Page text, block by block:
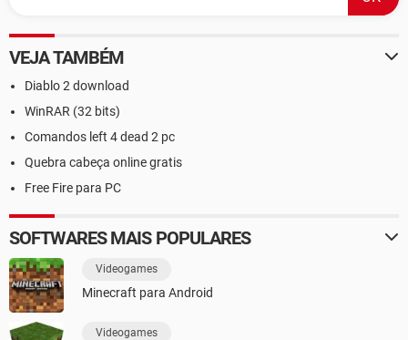
VEJA TAMBÉM
Diablo 2 download
WinRAR (32 bits)
Comandos left 4 dead 2 pc
Quebra cabeça online gratis
Free Fire para PC
SOFTWARES MAIS POPULARES
Videogames
Minecraft para Android
Videogames